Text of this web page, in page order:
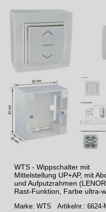
WTS - Wippschalter mit
Mittelstellung UP+AP, mit
und Aufputzrahmen
Rast-Funktion, Farbe ultra-
Marke: WTS Artikelnr.: 6624-